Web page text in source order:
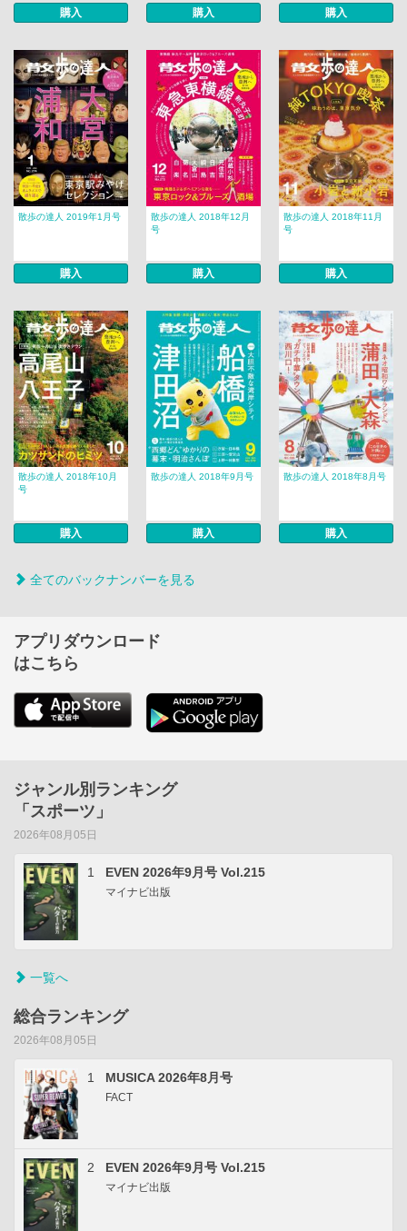
購入 購入 購入
散歩の達人 2019年1月号
購入
散歩の達人 2018年12月
号
購入
散歩の達人 2018年11月
号
購入
散歩の達人 2018年10月
号
購入
散歩の達人 2018年9月号
購入
散歩の達人 2018年8月号
購入
全てのバックナンバーを見る
アプリダウンロード
はこちら
ジャンル別ランキング
「スポーツ」
2026年08月05日
1 EVEN 2026年9月号 Vol.215
マイナビ出版
一覧へ
総合ランキング
2026年08月05日
1 MUSICA 2026年8月号
FACT
2 EVEN 2026年9月号 Vol.215
マイナビ出版